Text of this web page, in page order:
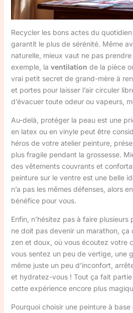
Recycler les bons actes du
garantit le plus de sérénité. Même
naturelle, mieux vaut ne pas
exemple, la ventilation de la pièce
vrai petit secret de grand-mère à
et portes pour laisser l’air circuler
d’évacuer toute odeur ou vapeurs,
Au-delà, protéger la peau est une
en latex ou en vinyle peut être
héros de votre atelier peinture,
plus fragile pendant la grossesse.
des vêtements couvrants et
peinture sur le ventre est une belle
n’a pas les mêmes défenses, alors
bénéfice pour vous.
Enfin, n’hésitez pas à faire plusieurs
ne doit pas devenir un marathon, ça
zen et doux, où vous écoutez votre
vous sentez un peu de vertige, une
même juste un peu d’inconfort,
et hydratez-vous ! Tout ça fait
cette expérience encore plus
Pourquoi choisir une peinture à